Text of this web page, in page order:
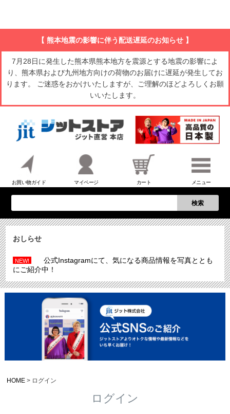
【 熊本地震の影響に伴う配送遅延のお知らせ 】
7月28日に発生した熊本県熊本地方を震源とする地震の影響によ
り、熊本県および九州地方向けの荷物のお届けに遅延が発生してお
ります。 ご迷惑をおかけいたしますが、ご理解のほどよろしくお願
いいたします。
お買い物ガイド マイページ カート メニュー
検索
おしらせ
NEW!
公式Instagramにて、気になる商品情報を写真ととも
にご紹介中！
HOME ログイン
ログイン